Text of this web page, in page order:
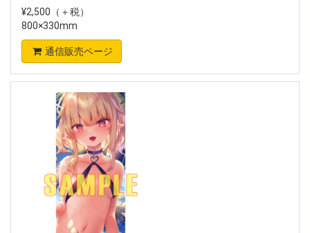
¥2,500（＋税）
800×330mm
通信販売ページ